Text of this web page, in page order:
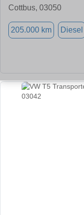
Cottbus, 03050
205.000 km Diesel